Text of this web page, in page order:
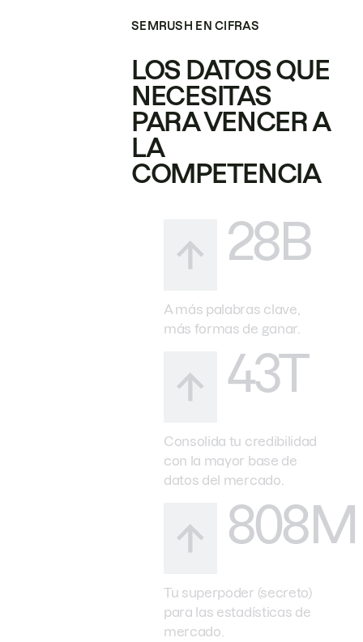
SEMRUSH EN CIFRAS
LOS DATOS QUE
NECESITAS
PARA VENCER A
LA
COMPETENCIA
28B
A más palabras clave,
más formas de ganar.
43T
Consolida tu credibilidad
con la mayor base de
datos del mercado.
808M
Tu superpoder (secreto)
para las estadísticas de
mercado.